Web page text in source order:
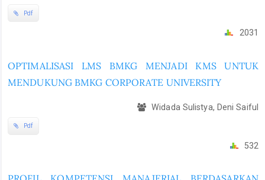
Pdf
2031
OPTIMALISASI LMS BMKG MENJADI KMS UNTUK
MENDUKUNG BMKG CORPORATE UNIVERSITY
Widada Sulistya, Deni Saiful
Pdf
532